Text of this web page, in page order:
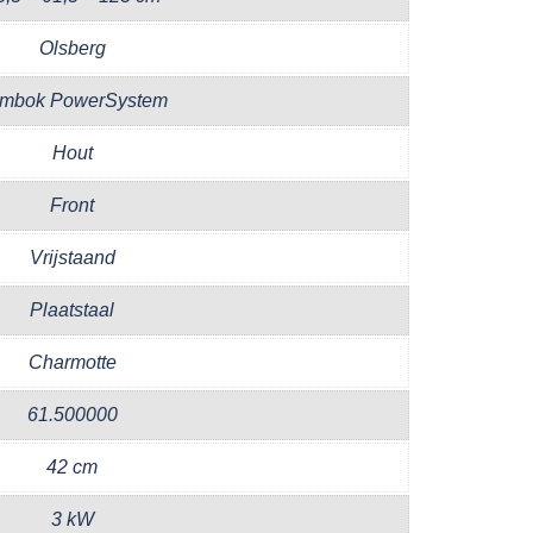
Olsberg
PowerSystem
Hout
Front
Vrijstaand
Plaatstaal
Charmotte
61.500000
42 cm
3 kW